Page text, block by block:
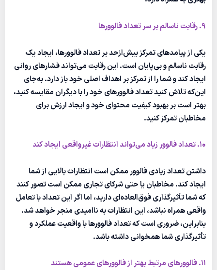
9. رقابت ناسالم بر سر تعداد فالوورها
یکی از پیامدهای تمرکز بیش‌ازحد بر تعداد فالوورها، ایجاد یک
رقابت ناسالم و بی‌پایان است. این رقابت می‌تواند فشارهای روانی
ایجاد کند و شما را از تمرکز بر اهداف اصلی خود باز دارد. به‌جای
این‌که تلاش کنید تعداد فالوورهای خود را با دیگران مقایسه کنید،
بهتر است بر بهبود کیفیت محتوای خود و ایجاد ارزش برای
مخاطبان تمرکز کنید.
10. تعداد فالوور زیاد می‌تواند انتظارات غیرواقعی ایجاد کند
داشتن تعداد زیادی فالوور ممکن است انتظارات بالایی از شما
ایجاد کند. مخاطبان یا حتی شرکای تجاری ممکن است تصور کنند
که شما تأثیرگذاری فوق‌العاده‌ای دارید، اما اگر این تعداد با تعامل
واقعی همراه نباشد، این انتظارات به ناامیدی منجر خواهد شد.
بنابراین، ضروری است که تعداد فالوورها با واقعیت عملکرد و
تأثیرگذاری شما همخوانی داشته باشد.
11. فالوورهای مرتبط بهتر از فالوورهای عمومی هستند